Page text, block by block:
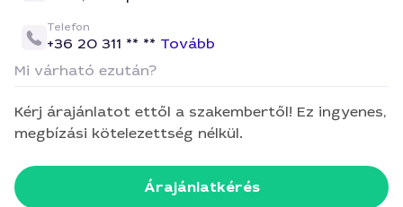
Telefon
+36 20 311 ** ** Tovább
Mi várható ezután?
Kérj árajánlatot ettől a szakembertől! Ez ingyenes,
megbízási kötelezettség nélkül.
Árajánlatkérés